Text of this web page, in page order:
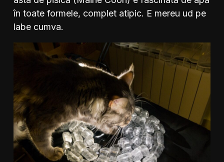
în toate formele, complet atipic. E mereu ud pe
labe cumva.